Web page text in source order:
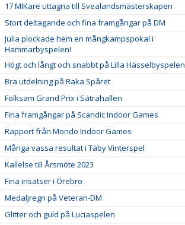
17 MIKare uttagna till Svealandsmästerskapen
Stort deltagande och fina framgångar på DM
Julia plockade hem en mångkampspokal i
Hammarbyspelen!
Högt och långt och snabbt på Lilla Hässelbyspelen
Bra utdelning på Raka Spåret
Folksam Grand Prix i Sätrahallen
Fina framgångar på Scandic Indoor Games
Rapport från Mondo Indoor Games
Många vassa resultat i Täby Vinterspel
Kallelse till Årsmöte 2023
Fina insatser i Örebro
Medaljregn på Veteran-DM
Glitter och guld på Luciaspelen